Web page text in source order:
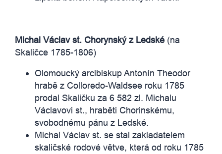
Michal Václav st. Chorynský z Ledské (na
Skaličce 1785-1806)
Olomoucký arcibiskup Antonín Theodor
hrabě z Colloredo-Waldsee roku 1785
prodal Skaličku za 6 582 zl. Michalu
Václavovi st., hraběti Chorinskému,
svobodnému pánu z Ledské.
Michal Václav st. se stal zakladatelem
skaličské rodové větve, která od roku 1785